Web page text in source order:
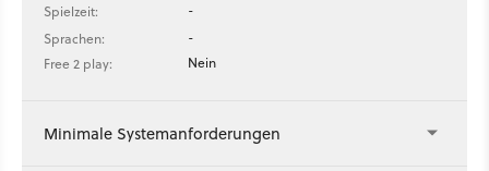
Spielzeit:
-
Sprachen:
-
Free 2 play:
Nein
Minimale Systemanforderungen